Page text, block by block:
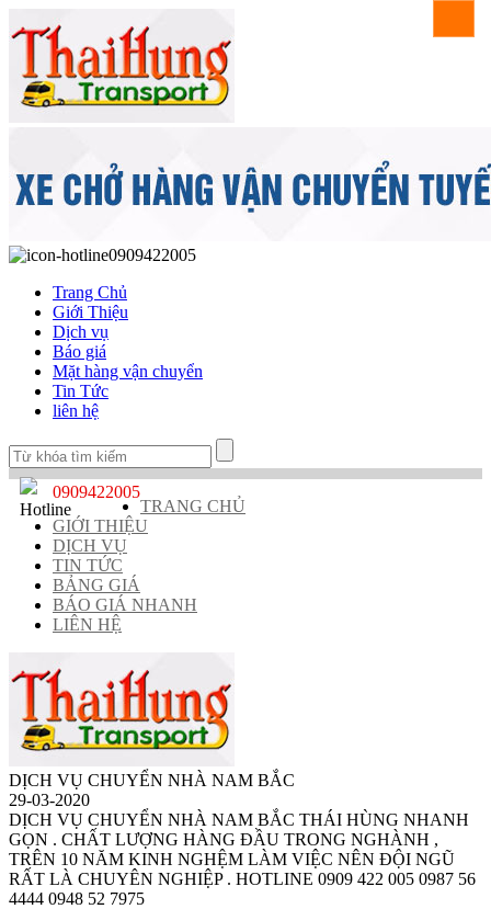
0909422005
Trang Chủ
Giới Thiệu
Dịch vụ
Báo giá
Mặt hàng vận chuyển
Tin Tức
liên hệ
0909422005
TRANG CHỦ
GIỚI THIỆU
DỊCH VỤ
TIN TỨC
BẢNG GIÁ
BÁO GIÁ NHANH
LIÊN HỆ
DỊCH VỤ CHUYỂN NHÀ NAM BẮC
29-03-2020
DỊCH VỤ CHUYỂN NHÀ NAM BẮC THÁI HÙNG NHANH
GỌN . CHẤT LƯỢNG HÀNG ĐẦU TRONG NGHÀNH ,
TRÊN 10 NĂM KINH NGHỆM LÀM VIỆC NÊN ĐỘI NGŨ
RẤT LÀ CHUYÊN NGHIỆP . HOTLINE 0909 422 005 0987 56
4444 0948 52 7975